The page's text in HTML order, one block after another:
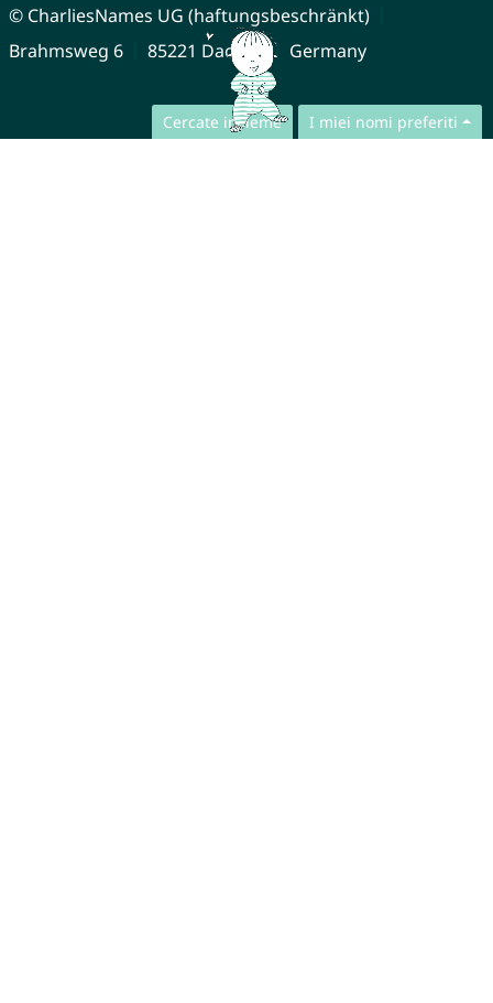
Cercate insieme I miei nomi preferiti
© CharliesNames UG (haftungsbeschränkt)
Brahmsweg 6
85221 Dachau Germany